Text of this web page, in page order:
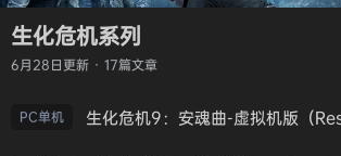
生化危机系列
6月28日更新 · 17篇文章
PC单机